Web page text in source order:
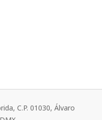
C.P. 01030, Álvaro